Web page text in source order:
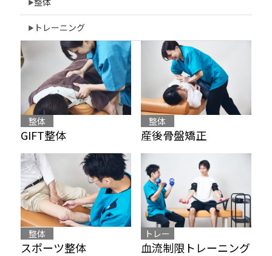
整体
GIFT整体
整体
産後骨盤矯正
整体
スポーツ整体
トレー
ニング
血流制限トレーニング
トレーニング